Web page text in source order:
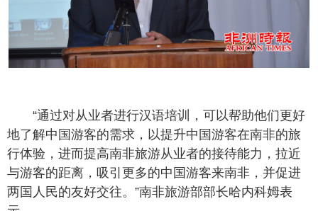
“通过对从业者进行汉语培训，可以帮助他们更好
地了解中国游客的需求，以提升中国游客在南非的旅
行体验，进而提高南非旅游从业者的接待能力，拉近
与游客的距离，吸引更多的中国游客来南非，并促进
两国人民的友好交往。”南非旅游部部长哈内科姆表